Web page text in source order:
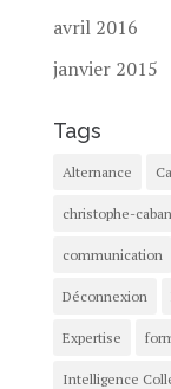
avril 2016
janvier 2015
Tags
Alternance
christophe-
communication
Déconnexion
Expertise
Intelligence